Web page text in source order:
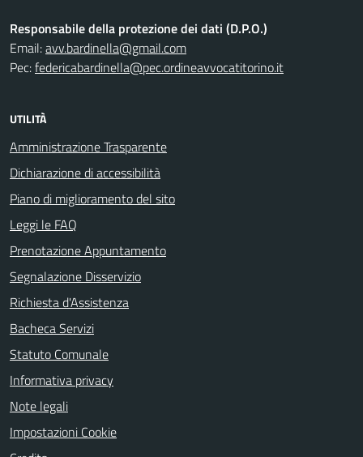
Responsabile della protezione dei dati (D.P.O.)
Email:avv.bardinella@gmail.com
Pec:federicabardinella@pec.ordineavvocatitorino.it
UTILITÀ
Amministrazione Trasparente
Dichiarazione di accessibilità
Piano di miglioramento del sito
Leggi le FAQ
Prenotazione Appuntamento
Segnalazione Disservizio
Richiesta d'Assistenza
Bacheca Servizi
Statuto Comunale
Informativa privacy
Note legali
Impostazioni Cookie